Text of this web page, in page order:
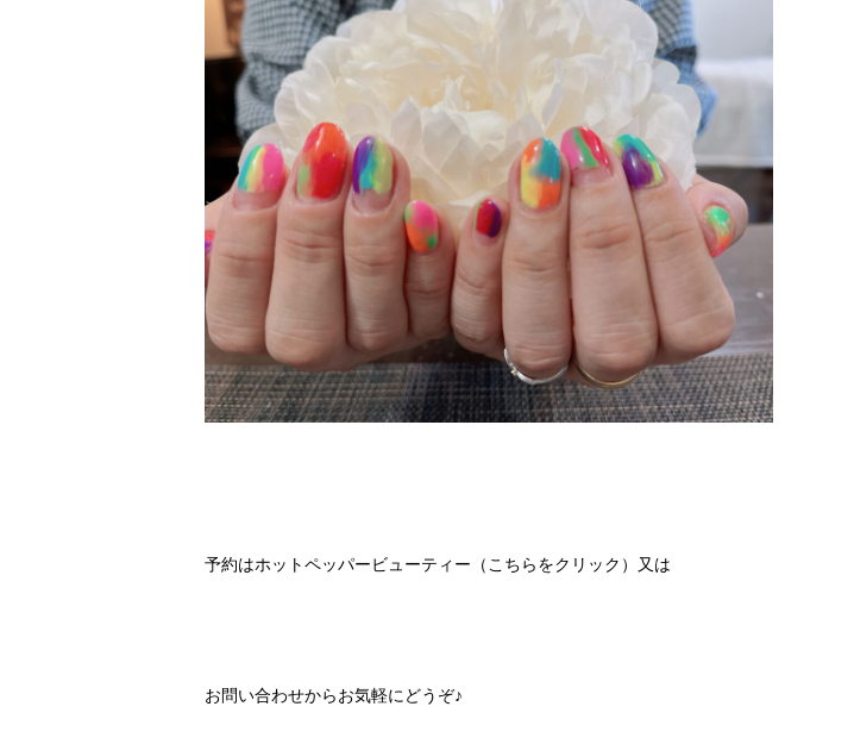
予約はホットペッパービューティー（こちらをクリック） 又は
お問い合わせからお気軽にどうぞ♪